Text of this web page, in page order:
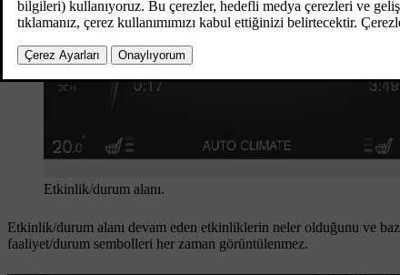
Etkinlik/durum alanı.
Etkinlik/durum alanı devam eden etkinliklerin neler olduğunu ve
faaliyet/durum sembolleri her zaman görüntülenmez.